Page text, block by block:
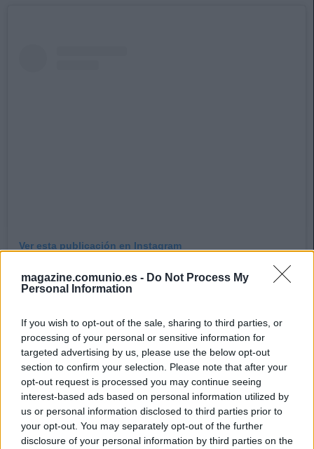
magazine.comunio.es - Do Not Process My
Personal Information
If you wish to opt-out of the sale, sharing to third parties, or
processing of your personal or sensitive information for
targeted advertising by us, please use the below opt-out
section to confirm your selection. Please note that after your
opt-out request is processed you may continue seeing
interest-based ads based on personal information utilized by
us or personal information disclosed to third parties prior to
your opt-out. You may separately opt-out of the further
disclosure of your personal information by third parties on the
Ver esta publicación en Instagram